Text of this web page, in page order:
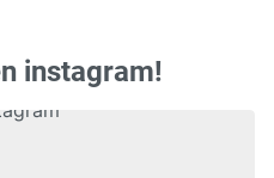
instagram!